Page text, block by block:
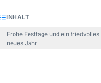
INHALT
Frohe Festtage und ein friedvolles
neues Jahr